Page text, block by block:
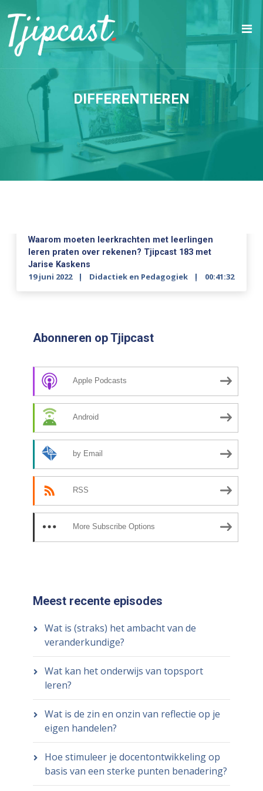
DIFFERENTIEREN
Waarom moeten leerkrachten met leerlingen
leren praten over rekenen? Tjipcast 183 met
Jarise Kaskens
19 juni 2022 Didactiek en Pedagogiek 00:41:32
Abonneren op Tjipcast
Apple Podcasts
Android
by Email
RSS
More Subscribe Options
Meest recente episodes
Wat is (straks) het ambacht van de
veranderkundige?
Wat kan het onderwijs van topsport
leren?
Wat is de zin en onzin van reflectie op je
eigen handelen?
Hoe stimuleer je docentontwikkeling op
basis van een sterke punten benadering?